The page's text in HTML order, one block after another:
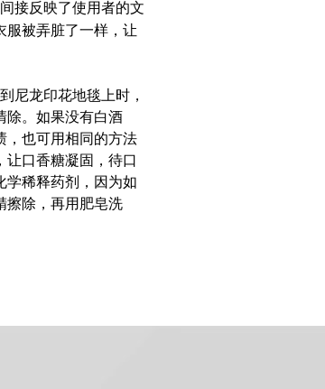
接反映了使用者的文
服被弄脏了一样，让
尼龙印花地毯 上时，
除。如果没有白酒
，也可用相同的方法
让口香糖凝固，待口
学稀释药剂，因为如
擦除，再用肥皂洗